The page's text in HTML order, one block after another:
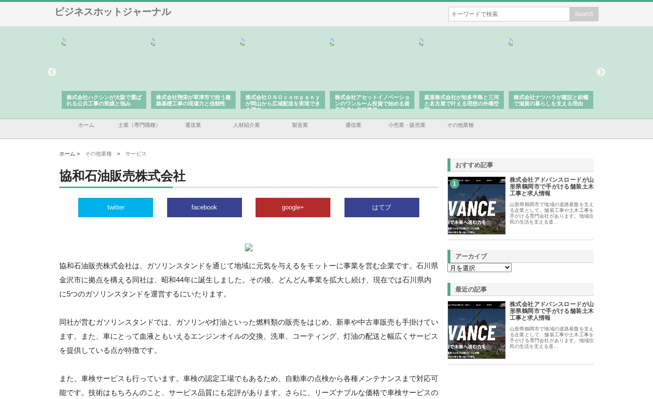
ビジネスホットジャーナル
株式会社ハクシンが大阪で選ば
れる公共工事の実績と強み
株式会社翔栄が草津市で担う建
築基礎工事の現場力と信頼性
株式会社ＯＮＯｃｏｍｐａｎｙ
が岡山から広域配送を実現でき
る理由
株式会社アセットイノベーショ
ンのワンルーム投資で始める資
産形成と老後準備
庭楽株式会社が知多半島と三河
と名古屋で叶える理想の外構空
間
株式会社ナツハラが建設と鋲螺
で滋賀の暮らしを支える理由
ホーム 士業（専門職種） 運送業 人材紹介業 製造業 通信業 小売業・販売業 その他業種
ホーム > その他業種 > サービス
協和石油販売株式会社
twitter facebook google+ はてブ
協和石油販売株式会社は、ガソリンスタンドを通じて地域に元気を与えるをモットーに事業を営む企業です。石川県
金沢市に拠点を構える同社は、昭和44年に誕生しました。その後、どんどん事業を拡大し続け、現在では石川県内
に5つのガソリンスタンドを運営するにいたります。
同社が営むガソリンスタンドでは、ガソリンや灯油といった燃料類の販売をはじめ、新車や中古車販売も手掛けてい
ます。また、車にとって血液ともいえるエンジンオイルの交換、洗車、コーティング、灯油の配送と幅広くサービス
を提供している点が特徴です。
また、車検サービスも行っています。車検の認定工場でもあるため、自動車の点検から各種メンテナンスまで対応可
能です。技術はもちろんのこと、サービス品質にも定評があります。さらに、リーズナブルな価格で車検サービスの
おすすめ記事
1
株式会社アドバンスロードが山
形県鶴岡市で手がける舗装土木
工事と求人情報
山形県鶴岡市で地域の道路基盤を支え
る企業として、舗装工事や土木工事を
手がける専門会社があります。地域住
民の生活を支える道…
アーカイブ
最近の記事
株式会社アドバンスロードが山
形県鶴岡市で手がける舗装土木
工事と求人情報
山形県鶴岡市で地域の道路基盤を支え
る企業として、舗装工事や土木工事を
手がける専門会社があります。地域住
民の生活を支える道…